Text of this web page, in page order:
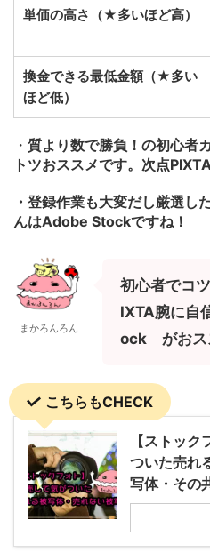
単価の高さ（★多いほど高）
換金できる最低金額（★多い
ほど低）
・ 質より数で勝負！の初心者
トツおススメです。次点
・登録作業も大変だし厳選し
んはAdobe Stockですね！
まかろんろん
初心者でコ
IXTA腕に自
ock がおス
こちらもCHECK
【ストッ
ついた売れ
写体・その